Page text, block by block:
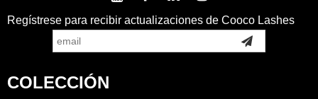
Regístrese para recibir actualizaciones de Cooco Lashes
COLECCIÓN